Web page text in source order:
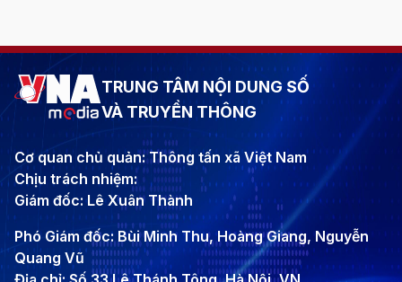
TRUNG TÂM NỘI DUNG SỐ
VÀ TRUYỀN THÔNG
Cơ quan chủ quản: Thông tấn xã Việt Nam
Chịu trách nhiệm:
Giám đốc: Lê Xuân Thành
Phó Giám đốc: Bùi Minh Thu, Hoàng Giang, Nguyễn
Quang Vũ